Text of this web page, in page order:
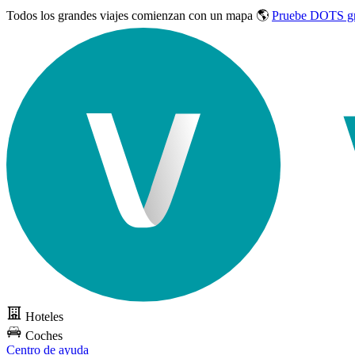
Todos los grandes viajes comienzan con un mapa 🌎 Pruebe DOTS
Hoteles
Coches
Centro de ayuda